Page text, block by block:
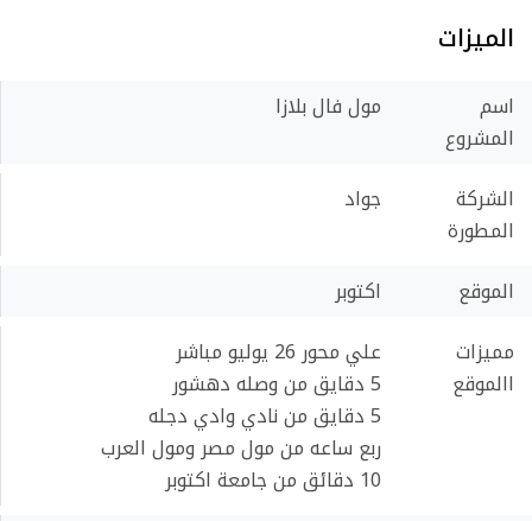
الميزات
اسم
المشروع
مول فال بلازا
الشركة
المطورة
جواد
الموقع
اكتوبر
مميزات
االموقع
علي محور 26 يوليو مباشر
5 دقايق من وصله دهشور
5 دقايق من نادي وادي دجله
ربع ساعه من مول مصر ومول العرب
10 دقائق من جامعة اكتوبر